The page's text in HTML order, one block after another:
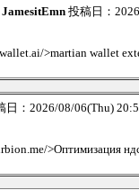
JamesitEmn 投稿日：
>martian wallet
日：2026/08/06(Thu)
>Оптимизация